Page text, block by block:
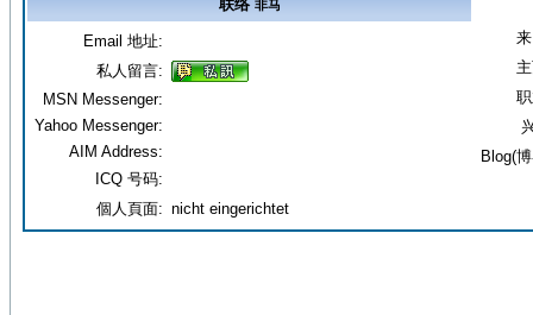
Blog(
联络 非马
Email 地址:
私人留言:
MSN Messenger:
Yahoo Messenger:
AIM Address:
ICQ 号码:
個人頁面: nicht eingerichtet